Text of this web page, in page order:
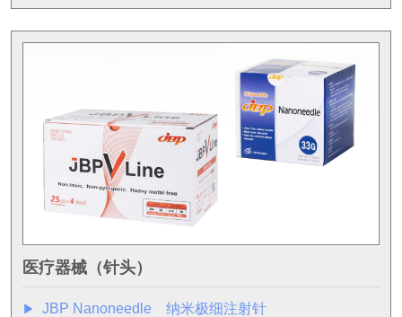
医疗器械（针头）
▶︎ JBP Nanoneedle 纳米极细注射针